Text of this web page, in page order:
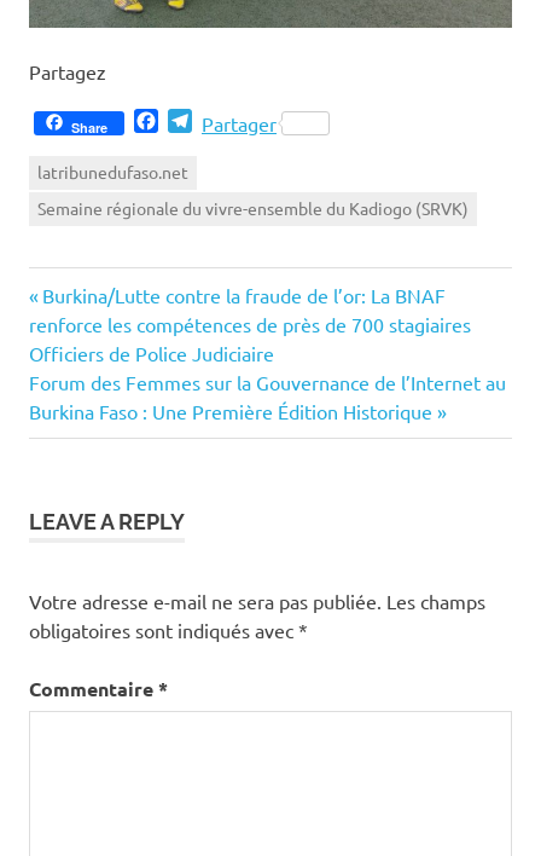
Partagez
Share FacebookTelegram
Partager
latribunedufaso.net
Semaine régionale du vivre-ensemble du Kadiogo (SRVK)
Navigation
de
l’article
Previous
Post:
Burkina/Lutte contre la fraude de l’or: La BNAF
renforce les compétences de près de 700 stagiaires
Officiers de Police Judiciaire
Next
Post:
Forum des Femmes sur la Gouvernance de l’Internet au
Burkina Faso : Une Première Édition Historique
LEAVE A REPLY
Votre adresse e-mail ne sera pas publiée. Les champs
obligatoires sont indiqués avec *
Commentaire*